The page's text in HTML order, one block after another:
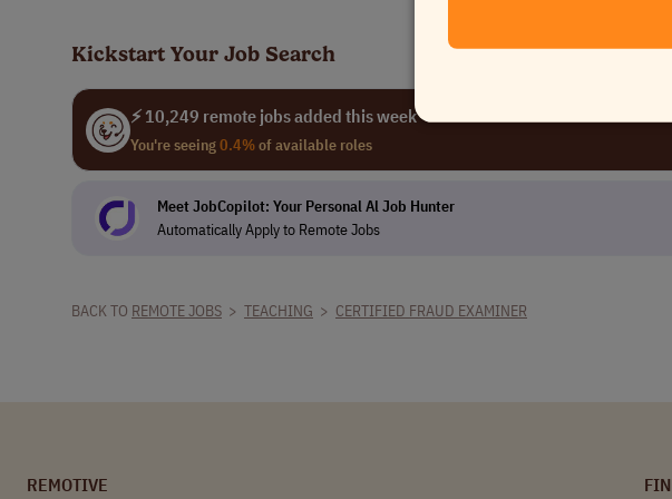
Kickstart Your Job Search
⚡ 10,249 remote jobs added this week
You're seeing0.4%of available roles
Meet JobCopilot: Your Personal Al Job Hunter
Automatically Apply to Remote Jobs
BACK TO REMOTE JOBS > TEACHING > CERTIFIED FRAUD EXAMINER
REMOTIVE